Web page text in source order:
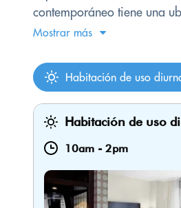
contemporáneo tiene una
Mostrar más
Habitación de uso
Habitación de uso
10am - 2pm